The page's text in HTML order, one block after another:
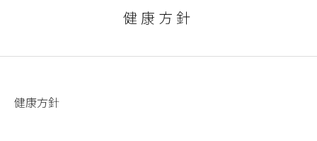
健康方針
健康方針